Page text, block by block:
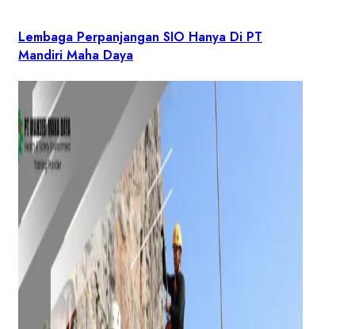
Lembaga Perpanjangan SIO Hanya Di PT
Mandiri Maha Daya